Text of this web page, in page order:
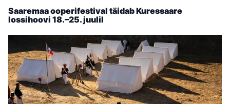
Saaremaa ooperifestival täidab Kuressaare
lossihoovi 18.–25. juulil